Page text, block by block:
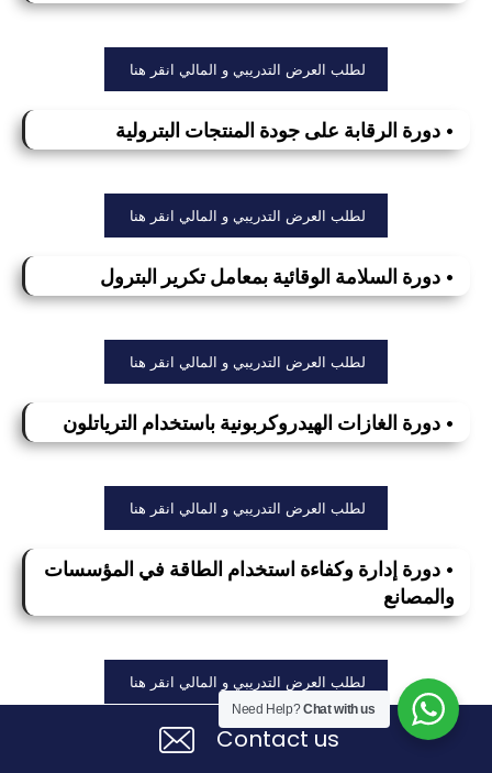
لطلب العرض التدريبي و المالي انقر هنا
• دورة الرقابة على جودة المنتجات البترولية
لطلب العرض التدريبي و المالي انقر هنا
• دورة السلامة الوقائية بمعامل تكرير البترول
لطلب العرض التدريبي و المالي انقر هنا
• دورة الغازات الهيدروكربونية باستخدام الترياتلون
لطلب العرض التدريبي و المالي انقر هنا
• دورة إدارة وكفاءة استخدام الطاقة في المؤسسات
والمصانع
لطلب العرض التدريبي و المالي انقر هنا
• دورة تكنولوجيا الأنابيب في الصناعات البترولية
Contact us
Need Help?Chat with us